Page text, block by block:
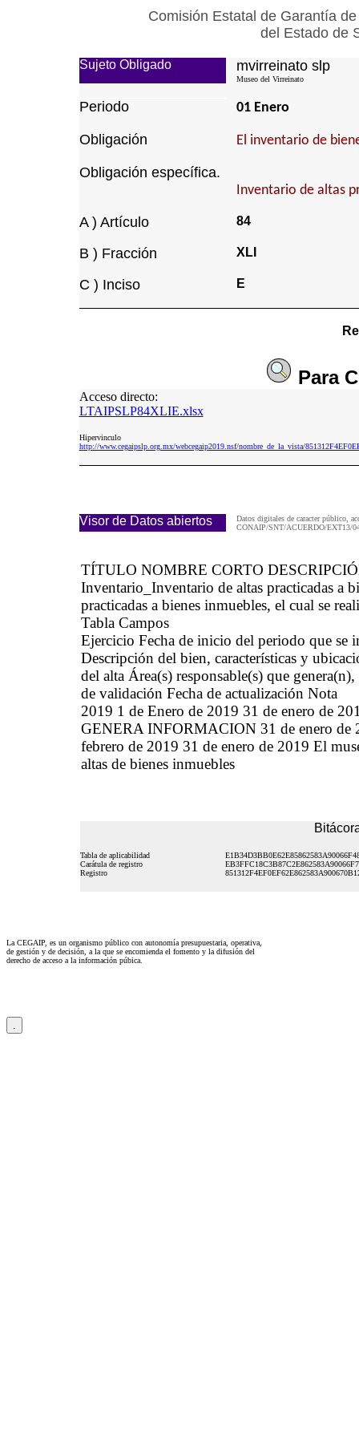
Comisión Estatal de Garantía
del Estado de
Sujeto Obligado mvirreinato slp
Museo del Virreinato
Periodo 01 Enero
Obligación El inventario de
Obligación específica.
Inventario de altas
A ) Artículo 84
B ) Fracción XLI
C ) Inciso E
Para
Acceso directo:
LTAIPSLP84XLIE.xlsx
Hipervinculo
http://www.cegaipslp.org.mx/webcegaip2019.nsf/nombre_de_la_vista/
Visor de Datos abiertos
Datos digitales de caracter público,
CONAIP/SNT/ACUERDO/EXT13/
TÍTULO NOMBRE CORTO
Inventario_Inventario de altas practicadas a
practicadas a bienes inmuebles, el cual se
Tabla Campos
Ejercicio Fecha de inicio del periodo que se
Descripción del bien, características y
del alta Área(s) responsable(s) que
de validación Fecha de actualización Nota
2019 1 de Enero de 2019 31 de enero de
GENERA INFORMACION 31 de enero de
febrero de 2019 31 de enero de 2019 El
altas de bienes inmuebles
Tabla de aplicabilidad
Carátula de registro
Registro
La CEGAIP, es un organismo público con autonomía presupuestaria, operativa,
de gestión y de decisión, a la que se encomienda el fomento y la difusión del
derecho de acceso a la información púbica.